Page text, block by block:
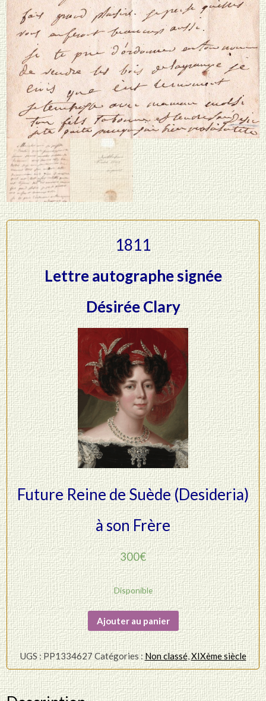
1811
Lettre autographe signée
Désirée Clary
Future Reine de Suède (Desideria)
à son Frère
300€
Disponible
quantité
de
Désirée
Clary
-
Future
Ajouter au panier
UGS :PP1334627Catégories :Non classé,XIXème siècle